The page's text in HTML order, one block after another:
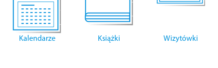
Kalendarze Książki Wizytówki